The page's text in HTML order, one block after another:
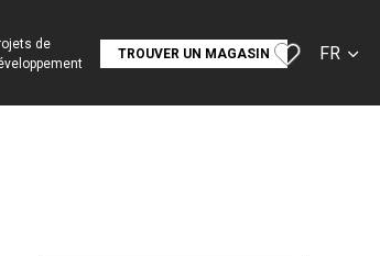
de
TROUVER UN MAGASIN FR